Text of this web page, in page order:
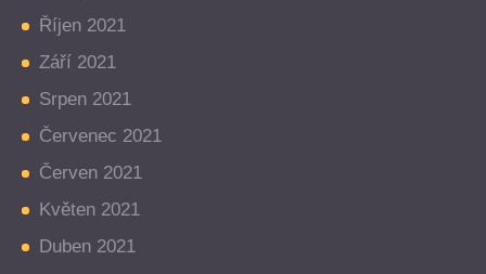
Říjen 2021
Září 2021
Srpen 2021
Červenec 2021
Červen 2021
Květen 2021
Duben 2021